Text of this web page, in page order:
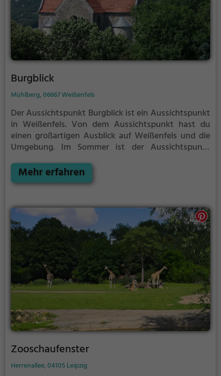
Burgblick
Mühlberg, 06667 Weißenfels
Der Aussichtspunkt Burgblick ist ein Aussichtspunkt
in Weißenfels. Von dem Aussichtspunkt hast du
einen großartigen Ausblick auf Weißenfels und die
Umgebung. Im Sommer ist der Aussichtspunkt
Familienausflüge, Wanderungen oder zum
Picknicken und lockt an warmen und sonnigen
Mehr erfahren
Zooschaufenster
Herrenallee, 04105 Leipzig